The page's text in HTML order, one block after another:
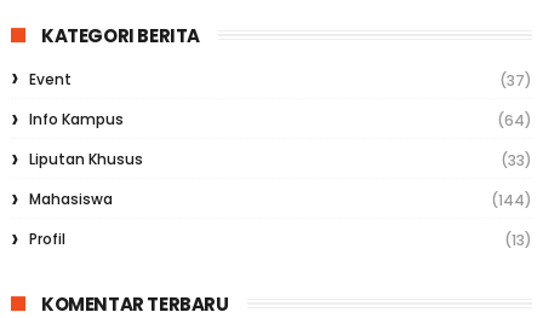
KATEGORI BERITA
Event
(37)
Info Kampus
(64)
Liputan Khusus
(33)
Mahasiswa
(144)
Profil
(13)
KOMENTAR TERBARU